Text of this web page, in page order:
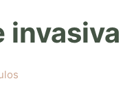
invasiva